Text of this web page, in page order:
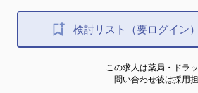
検討リスト（要ログイン）
この求人は薬局・ドラ
問い合わせ後は採用